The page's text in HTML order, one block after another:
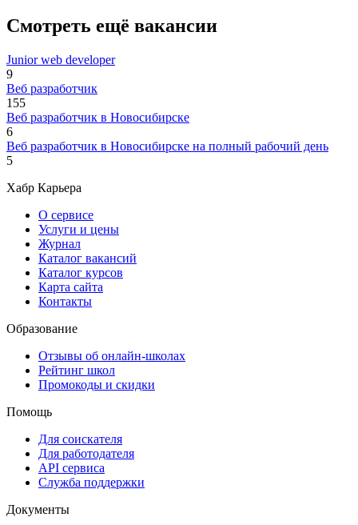
Смотреть ещё вакансии
Junior web developer
9
Веб разработчик
155
Веб разработчик в Новосибирске
6
Веб разработчик в Новосибирске на полный рабочий день
5
Хабр Карьера
О сервисе
Услуги и цены
Журнал
Каталог вакансий
Каталог курсов
Карта сайта
Контакты
Образование
Отзывы об онлайн-школах
Рейтинг школ
Промокоды и скидки
Помощь
Для соискателя
Для работодателя
API сервиса
Служба поддержки
Документы